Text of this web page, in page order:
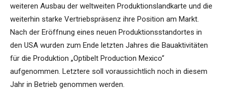
weiteren Ausbau der weltweiten Produktionslandkarte und die
weiterhin starke Vertriebspräsenz ihre Position am Markt.
Nach der Eröffnung eines neuen Produktionsstandortes in
den USA wurden zum Ende letzten Jahres die Bauaktivitäten
für die Produktion „Optibelt Production Mexico“
aufgenommen. Letztere soll voraussichtlich noch in diesem
Jahr in Betrieb genommen werden.